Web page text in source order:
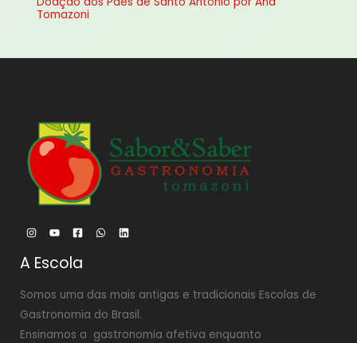
:Tomazoni
A Escola
Somos uma das mais antigas e tradicionais Escolas de
Gastronomia do Brasil.
Ensinamos a gastronomia afetiva enquanto